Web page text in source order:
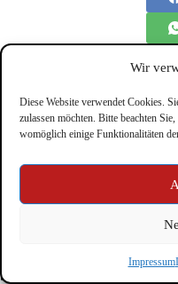
Wir
Diese Website verwendet Cookies.
zulassen möchten. Bitte beachten
womöglich einige Funktionalitäten
Impressum
Copyright © Feuerwehr
by